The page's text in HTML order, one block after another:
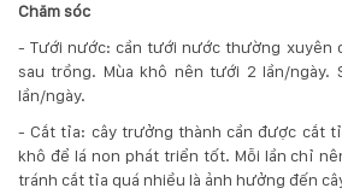
Chăm sóc
- Tưới nước: cần tưới nước thường xuyên
sau trồng. Mùa khô nên tưới 2 lần/ngày.
lần/ngày.
- Cắt tỉa: cây trưởng thành cần được cắt
khô để lá non phát triển tốt. Mỗi lần chỉ
tránh cắt tỉa quá nhiều là ảnh hưởng đến